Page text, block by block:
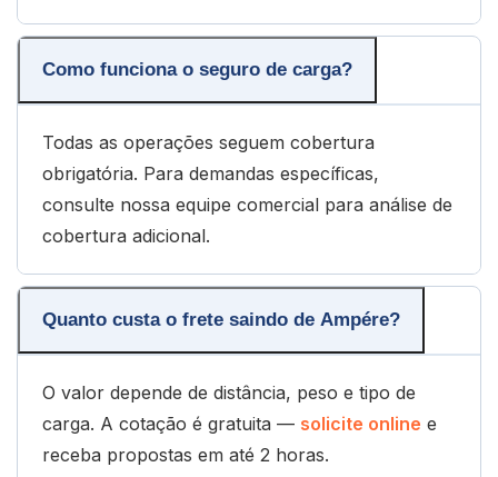
Como funciona o seguro de carga?
Todas as operações seguem cobertura
obrigatória. Para demandas específicas,
consulte nossa equipe comercial para análise de
cobertura adicional.
Quanto custa o frete saindo de Ampére?
O valor depende de distância, peso e tipo de
carga. A cotação é gratuita — solicite online e
receba propostas em até 2 horas.